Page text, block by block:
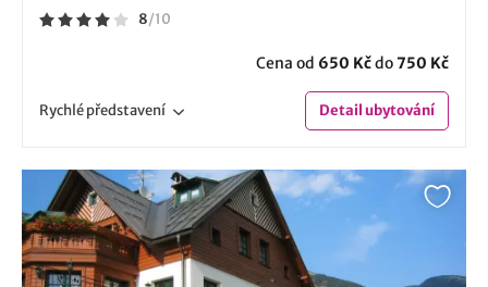
8/10
Cena od 650 Kčdo750 Kč
Rychlépředstavení Detailubytování